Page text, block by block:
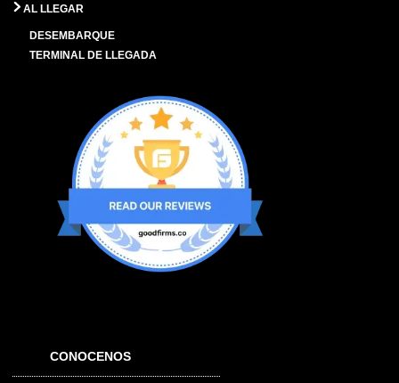
AL LLEGAR
DESEMBARQUE
TERMINAL DE LLEGADA
CONOCENOS